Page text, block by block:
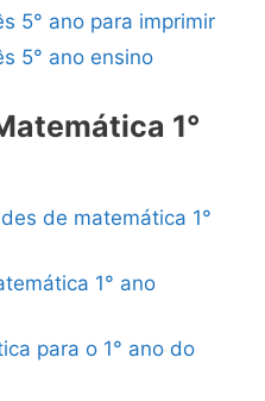
5° ano para imprimir
5° ano ensino
1°
de matemática 1°
1° ano
para o 1° ano do